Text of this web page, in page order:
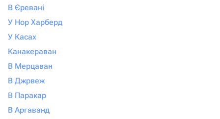
В Єревані
У Нор Харберд
У Касах
Канакераван
В Мерцаван
В Джрвеж
В Паракар
В Аргаванд